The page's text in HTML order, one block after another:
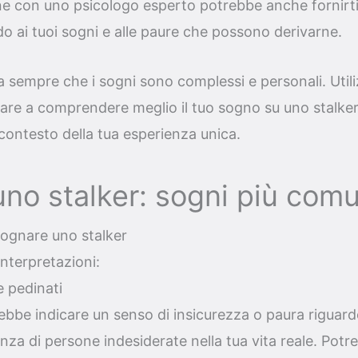
con uno psicologo esperto potrebbe anche
ai tuoi sogni e alle paure che possono derivarne.
sempre che i sogni sono complessi e personali.
a comprendere meglio il tuo sogno su uno
della tua esperienza unica.
stalker: sogni più
uno stalker
pedinati
indicare un senso di insicurezza o paura
di persone indesiderate nella tua vita reale.